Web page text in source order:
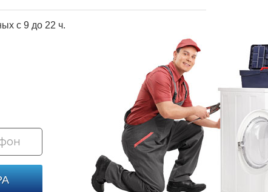
с 9 до 22 ч.